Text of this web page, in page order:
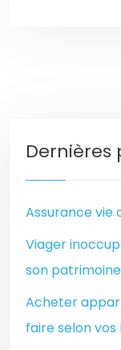
Dernières
Assurance vie
Viager
son
Acheter
faire selon vos